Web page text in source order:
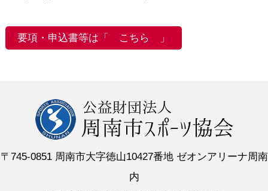
要項・申込書等は「 こちら 」
〒745-0851 周南市大字徳山10427番地 ゼオンアリーナ周南
内